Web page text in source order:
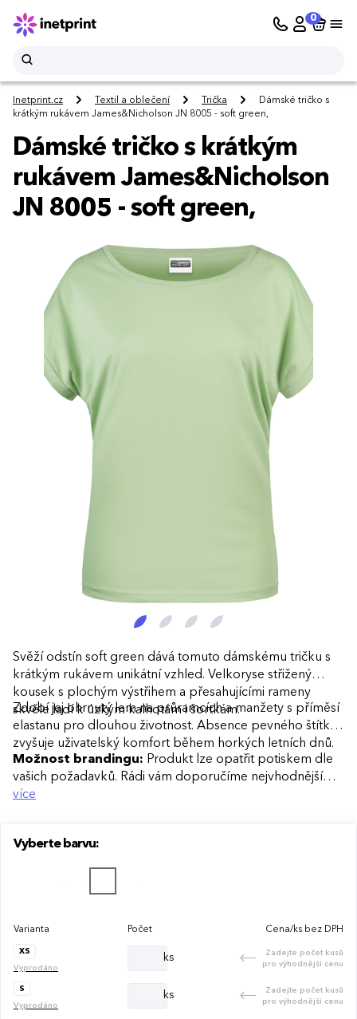
0
Inetprint.cz Textil a oblečení Trička
Dámské tričko s
krátkým rukávem James&Nicholson JN 8005 - soft green,
Dámské tričko s krátkým
rukávem James&Nicholson
JN 8005 - soft green,
Svěží odstín soft green dává tomuto dámskému tričku s
krátkým rukávem unikátní vzhled. Velkoryse střižený
kousek s plochým výstřihem a přesahujícími rameny
skvěle ladí k úzkým kalhotám i šortkám.
Zdobí jej ohrnutý lem na průramcích a manžety s příměsí
elastanu pro dlouhou životnost. Absence pevného štítku
zvyšuje uživatelský komfort během horkých letních dnů.
Možnost brandingu: Produkt lze opatřit potiskem dle
vašich požadavků. Rádi vám doporučíme nejvhodnější
technologii potisku s ohledem na design i váš rozpočet.
více
Vyberte barvu:
Varianta Počet Cena/ks bez DPH
XS
Vyprodáno
ks
Zadejte počet kusů
pro výhodnější cenu
S
Vyprodáno
ks
Zadejte počet kusů
pro výhodnější cenu